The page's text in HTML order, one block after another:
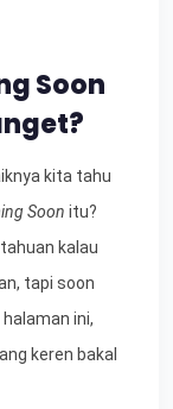
Soon
kita tahu
Soon itu?
kalau
tapi soon
ini,
keren bakal